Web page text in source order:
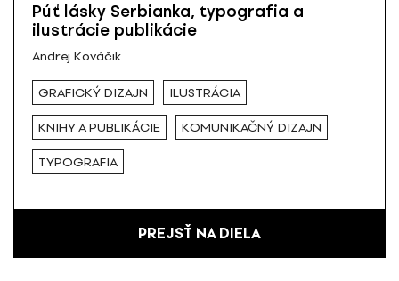
Púť lásky Serbianka, typografia a
ilustrácie publikácie
Andrej Kováčik
GRAFICKÝ DIZAJN ILUSTRÁCIA
KNIHY A PUBLIKÁCIE KOMUNIKAČNÝ DIZAJN
TYPOGRAFIA
PREJSŤ NA DIELA